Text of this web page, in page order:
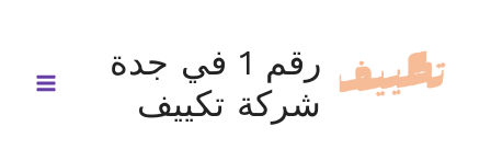
المحتوى
رقم 1 في جدة
شركة تكييف